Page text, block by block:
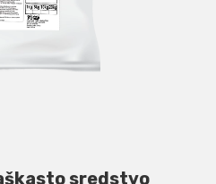
sredstvo